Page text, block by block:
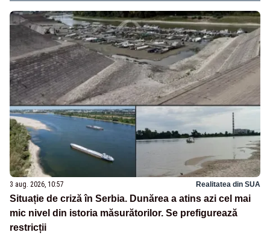
3 aug. 2026, 10:57 Realitatea din SUA
Situație de criză în Serbia. Dunărea a atins azi cel mai
mic nivel din istoria măsurătorilor. Se prefigurează
restricții